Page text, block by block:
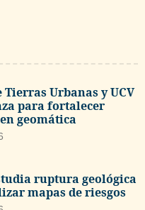
Urbanas y UCV
para fortalecer
geomática
ruptura geológica
mapas de riesgos